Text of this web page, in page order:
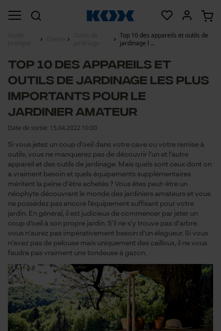
Top 10 des appareils et outils de
jardinage l ...
Top 10 des appareils et
outils de jardinage les plus
importants pour le
jardinier amateur
Date de sortie: 15.04.2022 10:00
Si vous jetez un coup d’oeil dans votre cave ou votre remise à
outils, vous ne manquerez pas de découvrir l’un et l’autre
appareil et des outils de jardinage. Mais quels sont ceux dont on
a vraiment besoin et quels équipements supplémentaires
méritent la peine d'être achetés ? Vous êtes peut-être un
néophyte découvrant le monde des jardiniers amateurs et vous
ne possédez pas encore l’équipement suffisant pour votre
jardin. En général, il est judicieux de commencer par jeter un
coup d’oeil à son propre jardin. S’il ne s’y trouve pas d’arbre.
vous n’aurez pas impérativement besoin d'un élagueur. Si vous
n’avez pas de pelouse mais uniquement des cailloux, il ne vous
faudra pas vraiment une tondeuse à gazon.